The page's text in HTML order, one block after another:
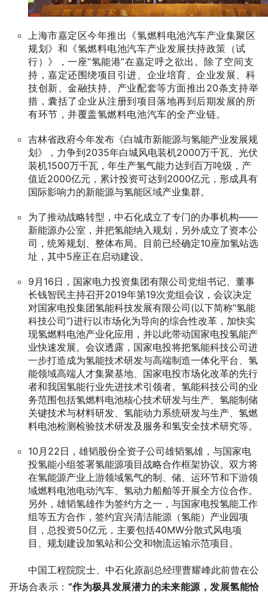
上海市嘉定区今年推出《氢燃料电池汽车产业集聚区
规划》和《氢燃料电池汽车产业发展扶持政策（试
行）》，一座“氢能港”在嘉定呼之欲出。除了空间支
持，嘉定还围绕项目引进、企业培育、企业发展、科
技创新、金融扶持、产业配套等方面推出20条支持举
措，囊括了企业从注册到项目落地再到后期发展的所
有环节，并覆盖氢燃料电池汽车的全产业链。
吉林省政府今年发布《白城市新能源与氢能产业发展规
划》，力争到2035年白城风电装机2000万千瓦、光伏
装机1500万千瓦，年生产氢气能力达到百万吨级，产
值近2000亿元，累计投资可达到2000亿元，形成具有
国际影响力的新能源与氢能区域产业集群。
为了推动战略转型，中石化成立了专门的办事机构——
新能源办公室，并把氢能纳入规划，另外成立了资本公
司，统筹规划、整体布局。目前已经确定10座加氢站选
址，其中5座正在启动建设。
9月16日，国家电力投资集团有限公司党组书记、董事
长钱智民主持召开2019年第19次党组会议，会议决定
对国家电投集团氢能科技发展有限公司(以下简称“氢能
科技公司”)进行以市场化为导向的综合性改革，加快实
现氢燃料电池产业化应用，并以此带动国家电投氢能产
业快速发展。会议透露，国家电投将把氢能科技公司进
一步打造成为氢能技术研发与高端制造一体化平台、氢
能领域高端人才集聚基地、国家电投市场化改革的先行
者和我国氢能行业先进技术引领者。氢能科技公司的业
务范围包括氢燃料电池核心技术研发与生产、氢能制储
关键技术与材料研发、氢能动力系统研发与生产、氢燃
料电池检测检验技术研发及服务和氢安全技术研究等。
10月22日，雄韬股份全资子公司雄韬氢雄，与国家电
投氢能小组签署氢能源项目战略合作框架协议。双方将
在氢能源产业上游领域氢气的制、储、运环节和下游领
域燃料电池电动汽车、氢动力船舶等开展全方位合作。
另外，雄韬氢雄作为签约方之一，与国家电投氢能工作
组等五方合作，签约宜兴清洁能源（氢能）产业园项
目，总投资50亿元，主要包括40MW分散式风电项
目、规划建设加氢站和公交和物流运输示范项目。
中国工程院院士、中石化原副总经理曹耀峰此前曾在公
开场合表示： “作为极具发展潜力的未来能源，发展氢能恰